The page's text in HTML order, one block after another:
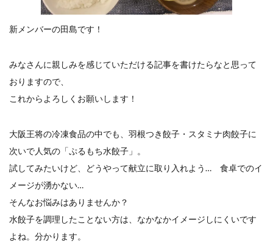
新メンバーの田島です！
みなさんに親しみを感じていただける記事を書けたらなと思って
おりますので、
これからよろしくお願いします！
大阪王将の冷凍食品の中でも、羽根つき餃子・スタミナ肉餃子に
次いで人気の「ぷるもち水餃子」。
試してみたいけど、どうやって献立に取り入れよう… 食卓でのイ
メージが湧かない…
そんなお悩みはありませんか？
水餃子を調理したことない方は、なかなかイメージしにくいです
よね。分かります。
肉汁爆弾餃子
米飯
羽根つき スタミナ肉餃子
羽根つきタン塩餃子
蒸籠
衛生管理
袋入り餃子
謹製 羽根つき なにわのお好み餃子
夏
5フリー
お酒
お取り寄せ
お好み焼き お弁当
キッチンSCM
うどん
キャンプ
キャンペーン
クリスピーひとくち餃子
クリスマス
スープ
せいろ
エビチリ
Strategic Cooking Management
Global menu
Instagram SDGs SNS
X
イートアンドの仕事